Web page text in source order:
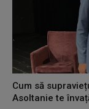
Cum să
Asoltanie te